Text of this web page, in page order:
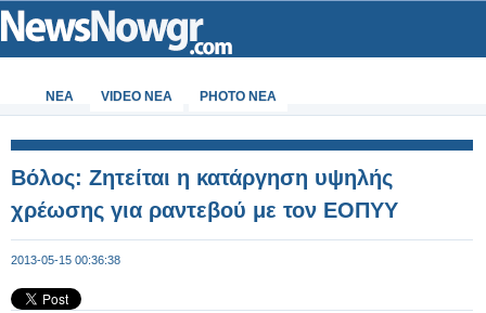
ΝΕΑ VIDEO NEA PHOTO NEA
Βόλος: Ζητείται η κατάργηση υψηλής
χρέωσης για ραντεβού με τον ΕΟΠΥΥ
2013-05-15 00:36:38